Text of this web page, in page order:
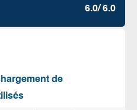
6.0/ 6.0
de